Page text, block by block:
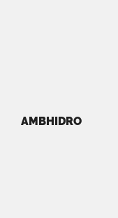
AMBHIDRO